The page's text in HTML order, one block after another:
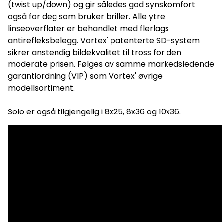
norskspråklige produkttekster, derfor er teksten ovenfor i sin
helhet forfattet av oss. Vi står også for mye av grafikken og
bildematerialet selv – også produktbilder og bilder av
produktene i bruk. Bilder og bildemateriale vi har produsert
selv er merket med vår logo. Alt annet bildemateriale er vi
gitt tillatelse av importører/distributører/produsenter til å
bruke. All kopiering av tekst og opphavsbeskyttede bilder fra
vårt nettsted er å anse som et brudd på åndsverksloven og
vil bli håndtert deretter. Det kreves skriftlig samtykke fra
KikkertSpesialisten AS om slikt materiale skal kopieres fra
vårt nettsted.
(twist up/down) og gir således god synskomfort
også for deg som bruker briller. Alle ytre
linseoverflater er behandlet med flerlags
antirefleksbelegg. Vortex' patenterte SD-system
sikrer anstendig bildekvalitet til tross for den
moderate prisen. Følges av samme markedsledende
garantiordning (VIP) som Vortex' øvrige
modellsortiment.
Solo er også tilgjengelig i 8x25, 8x36 og 10x36.